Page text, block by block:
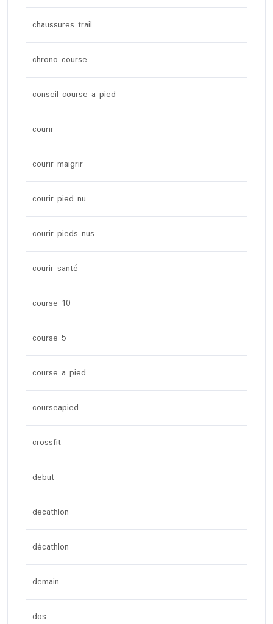
chaussures trail
chrono course
conseil course a pied
courir
courir maigrir
courir pied nu
courir pieds nus
courir santé
course 10
course 5
course a pied
courseapied
crossfit
debut
decathlon
décathlon
demain
dos